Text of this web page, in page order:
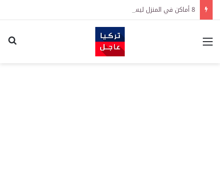
8 أماكن في المنزل ليست آمنة لحفظ النقود
القائمة